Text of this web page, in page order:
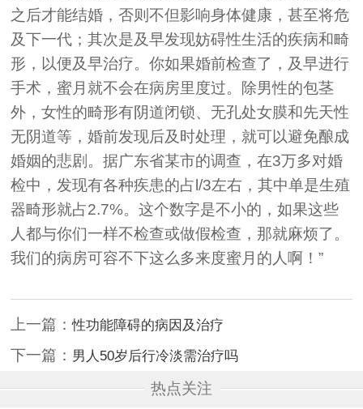
之后才能结婚，否则不但影响身体健康，甚至将危
及下一代；其次是及早发现妨碍性生活的疾病和畸
形，以便及早治疗。你如果婚前检查了，及早进行
手术，蜜月就不会在病房里度过。除男性的包茎
外，女性的畸形有阴道闭锁、无孔处女膜和先天性
无阴道等，婚前发现后及时处理，就可以避免酿成
婚姻的悲剧。据广东省某市的调查，在3万多对婚
检中，发现有各种疾患的占l/3左右，其中单是生殖
器畸形就占2.7%。这个数字是不小的，如果这些
人都与你们一样不检查或做假检查，那就麻烦了。
我们的病房可容不下这么多来度蜜月的人啊！”
上一篇：性功能障碍的病因及治疗
下一篇： 男人50岁后行冷淡需治疗吗
热点关注